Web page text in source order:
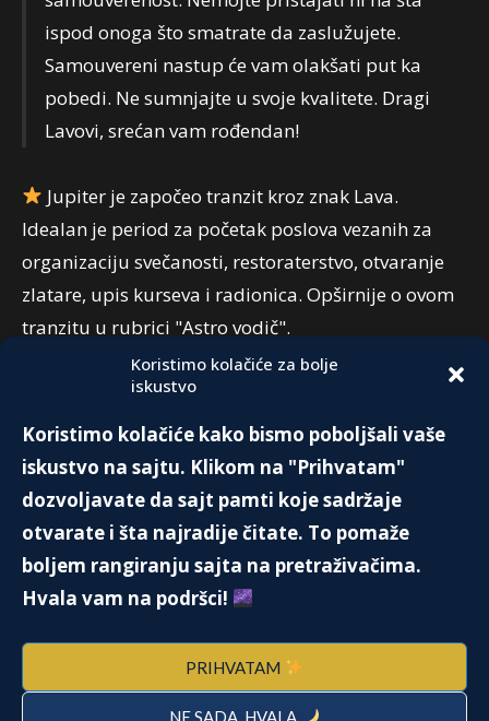
Koristimo kolačiće za bolje
iskustvo
Koristimo kolačiće kako bismo poboljšali vaše
iskustvo na sajtu. Klikom na "Prihvatam"
dozvoljavate da sajt pamti koje sadržaje
otvarate i šta najradije čitate. To pomaže
boljem rangiranju sajta na pretraživačima.
Hvala vam na podršci!
PRIHVATAM
NE SADA, HVALA
ispod onoga što smatrate da zaslužujete.
Samouvereni nastup će vam olakšati put ka
pobedi. Ne sumnjajte u svoje kvalitete. Dragi
Lavovi, srećan vam rođendan!
Jupiter je započeo tranzit kroz znak Lava.
Idealan je period za početak poslova vezanih za
organizaciju svečanosti, restoraterstvo, otvaranje
zlatare, upis kurseva i radionica. Opširnije o ovom
tranzitu u rubrici "Astro vodič".
NASTAJE NEŠTO MOĆNO
10. Juna 2019.
NAJVEŠTIJI FALSIFIKATOR NA SVETU
24. Jula 2016.